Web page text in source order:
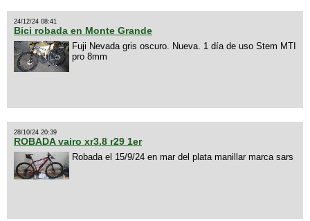
24/12/24 08:41
Bici robada en Monte Grande
Fuji Nevada gris oscuro. Nueva. 1 día de uso Stem MTI
pro 8mm
28/10/24 20:39
ROBADA vairo xr3.8 r29 1er
Robada el 15/9/24 en mar del plata manillar marca sars